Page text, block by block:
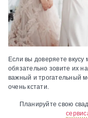
Если вы доверяете
обязательно зовите их
важный и трогательный
очень кстати.
Планируйте свою